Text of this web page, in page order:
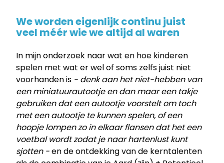
We worden eigenlijk continu juist
veel méér wie we altijd al waren
In mijn onderzoek naar wat en hoe kinderen
spelen met wat er wel of soms zelfs juist niet
voorhanden is - denk aan het niet-hebben van
een miniatuurautootje en dan maar een takje
gebruiken dat een autootje voorstelt om toch
met een autootje te kunnen spelen, of een
hoopje lompen zo in elkaar flansen dat het een
voetbal wordt zodat je naar hartenlust kunt
sjotten -en de ontdekking van de kerntalenten